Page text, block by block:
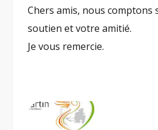
Chers amis, nous
soutien et votre amitié.
Je vous remercie.